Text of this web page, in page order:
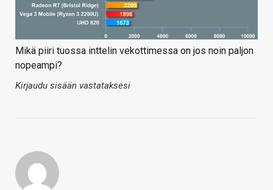
Mikä piiri tuossa inttelin vekottimessa on jos noin paljon
nopeampi?
Kirjaudu sisään vastataksesi